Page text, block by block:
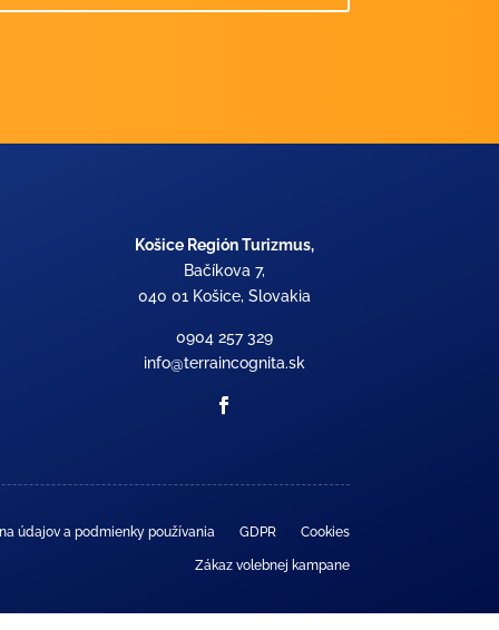
Košice Región Turizmus,
Bačíkova 7,
040 01 Košice, Slovakia
0904 257 329
info@terraincognita.sk
údajov a podmienky používania GDPR Cookies
Zákaz volebnej kampane